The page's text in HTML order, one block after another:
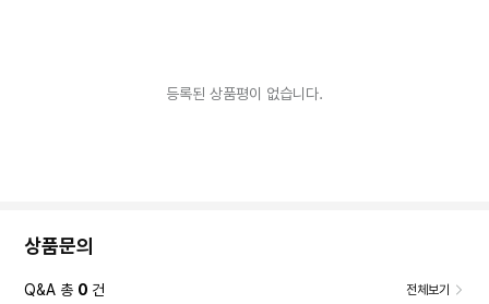
등록된 상품평이 없습니다.
상품문의
Q&A 총 0 건 전체보기